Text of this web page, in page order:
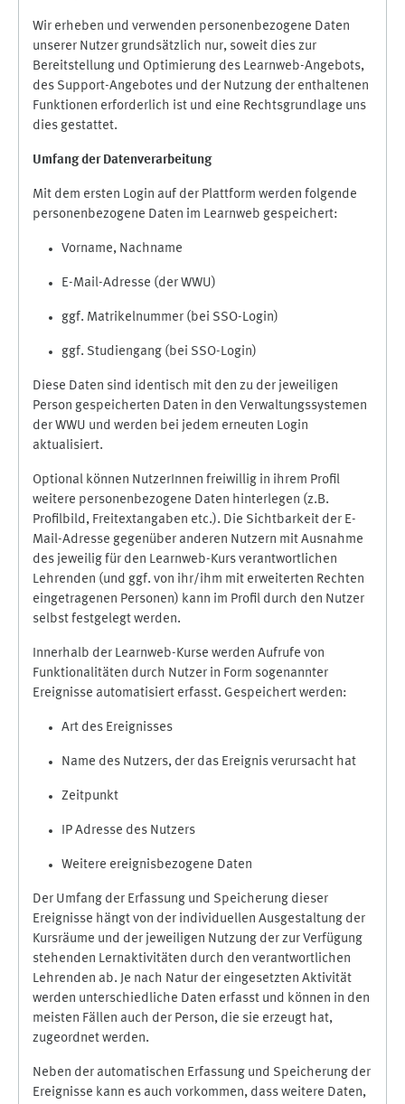
Wir erheben und verwenden personenbezogene Daten
unserer Nutzer grundsätzlich nur, soweit dies zur
Bereitstellung und Optimierung des Learnweb-Angebots,
des Support-Angebotes und der Nutzung der enthaltenen
Funktionen erforderlich ist und eine Rechtsgrundlage uns
dies gestattet.
Umfang der Datenverarbeitung
Mit dem ersten Login auf der Plattform werden folgende
personenbezogene Daten im Learnweb gespeichert:
Vorname, Nachname
E-Mail-Adresse (der WWU)
ggf. Matrikelnummer (bei SSO-Login)
ggf. Studiengang (bei SSO-Login)
Diese Daten sind identisch mit den zu der jeweiligen
Person gespeicherten Daten in den Verwaltungssystemen
der WWU und werden bei jedem erneuten Login
aktualisiert.
Optional können NutzerInnen freiwillig in ihrem Profil
weitere personenbezogene Daten hinterlegen (z.B.
Profilbild, Freitextangaben etc.). Die Sichtbarkeit der E-
Mail-Adresse gegenüber anderen Nutzern mit Ausnahme
des jeweilig für den Learnweb-Kurs verantwortlichen
Lehrenden (und ggf. von ihr/ihm mit erweiterten Rechten
eingetragenen Personen) kann im Profil durch den Nutzer
selbst festgelegt werden.
Innerhalb der Learnweb-Kurse werden Aufrufe von
Funktionalitäten durch Nutzer in Form sogenannter
Ereignisse automatisiert erfasst. Gespeichert werden:
Art des Ereignisses
Name des Nutzers, der das Ereignis verursacht hat
Zeitpunkt
IP Adresse des Nutzers
Weitere ereignisbezogene Daten
Der Umfang der Erfassung und Speicherung dieser
Ereignisse hängt von der individuellen Ausgestaltung der
Kursräume und der jeweiligen Nutzung der zur Verfügung
stehenden Lernaktivitäten durch den verantwortlichen
Lehrenden ab. Je nach Natur der eingesetzten Aktivität
werden unterschiedliche Daten erfasst und können in den
meisten Fällen auch der Person, die sie erzeugt hat,
zugeordnet werden.
Neben der automatischen Erfassung und Speicherung der
Ereignisse kann es auch vorkommen, dass weitere Daten,